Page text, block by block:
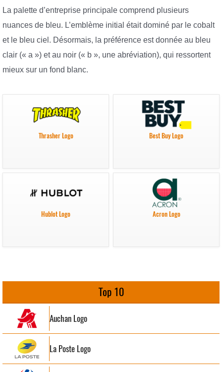
La palette d’entreprise principale comprend plusieurs
nuances de bleu. L’emblème initial était dominé par le cobalt
et le bleu ciel. Désormais, la préférence est donnée au bleu
clair (« a ») et au noir (« b », une abréviation), qui ressortent
mieux sur un fond blanc.
Thrasher Logo Best Buy Logo
Hublot Logo Acron Logo
Top 10
Auchan Logo
La Poste Logo